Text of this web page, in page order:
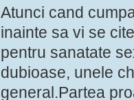
Atunci cand
inainte sa vi se
pentru sanatate
dubioase, unele
general.Partea